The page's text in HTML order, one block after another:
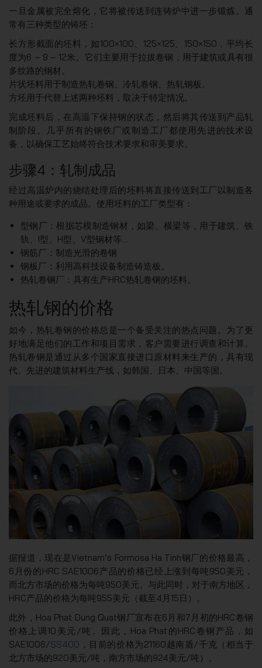
一旦金属被完全熔化，它将被传送到连铸炉中进一步锻炼。通
常有三种类型的铸坯：
长方形截面的坯料，如100×100、125×125、150×150，平均长
度为6 – 9 – 12米。它们主要用于拉拔卷钢，用于建筑或具有很
多纹路的钢材。
片状坯料用于制造热轧卷钢、冷轧卷钢、热轧钢板。
方坯用于代替上述两种坯料，取决于特定情况。
完成坯料后，在高温下保持钢的状态，然后将其传送到产品轧
制阶段。几乎所有的钢铁厂或制造工厂都使用先进的技术设
备，以确保工艺始终符合技术要求和审美要求。
步骤4：轧制成品
经过高温炉内的烧结处理后的坯料将直接传送到工厂以制造各
种用途或要求的成品。使用坯料的工厂类型有：
型钢厂：根据芯模制造钢材，如梁、横梁等，用于建筑、铁
轨、I型、H型、V型钢材等…
钢筋厂：制造光滑的卷钢
钢板厂：利用高科技设备制造铸造板。
热轧卷钢厂：具有生产HRC热轧卷钢的坯料。
热轧钢的价格
如今，热轧卷钢的价格总是一个备受关注的热点问题。为了更
好地满足他们的工作和项目需求，客户需要进行调查和计算。
热轧卷钢是通过从多个国家直接进口原材料来生产的，具有现
代、先进的建筑材料生产线，如韩国、日本、中国等国。
据报道，现在是Vietnam’s Formosa Ha Tinh钢厂的价格最高，
6月份的HRC SAE1006产品的价格已经上涨到每吨950美元，
而北方市场的价格为每吨950美元。与此同时，对于南方地区，
HRC产品的价格为每吨955美元（截至4月15日）。
此外，Hoa Phat Dung Quat钢厂宣布在6月和7月初的HRC卷钢
价格上调10美元/吨。因此，Hoa Phat的HRC卷钢产品，如
SAE1006/SS400 ，目前的价格为21160越南盾/千克（相当于
北方市场的920美元/吨，南方市场的924美元/吨）。